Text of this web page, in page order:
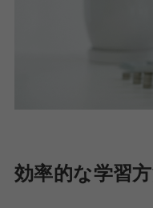
効率的な学習